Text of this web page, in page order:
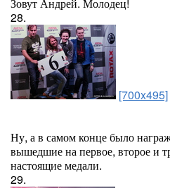
28.
[700x495]
Ну, а в самом конце было
вышедшие на первое, второе и
настоящие медали.
29.